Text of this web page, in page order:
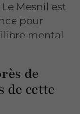
Mesnil est
pour
mental
de
de cette